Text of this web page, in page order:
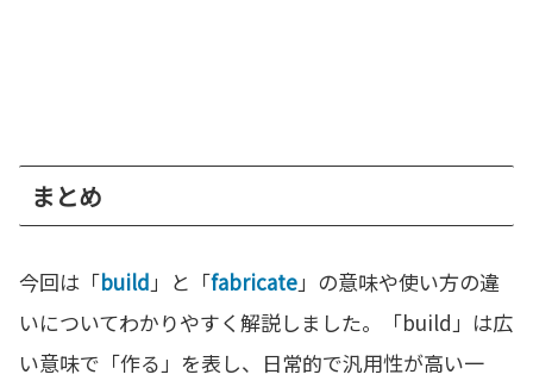
まとめ
今回は「build」と「fabricate」の意味や使い方の違
いについてわかりやすく解説しました。「build」は広
い意味で「作る」を表し、日常的で汎用性が高い一